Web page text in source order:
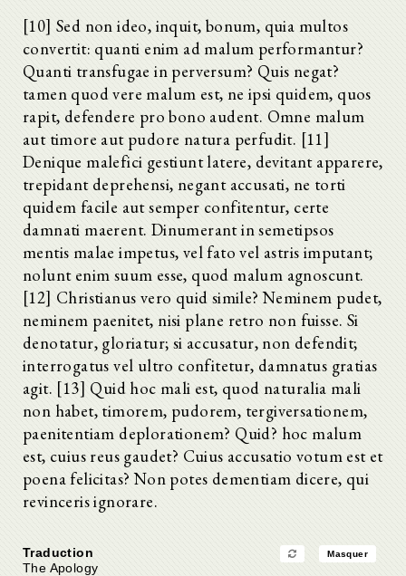
[10] Sed non ideo, inquit, bonum, quia multos
convertit: quanti enim ad malum performantur?
Quanti transfugae in perversum? Quis negat?
tamen quod vere malum est, ne ipsi quidem, quos
rapit, defendere pro bono audent. Omne malum
aut timore aut pudore natura perfudit. [11]
Denique malefici gestiunt latere, devitant apparere,
trepidant deprehensi, negant accusati, ne torti
quidem facile aut semper confitentur, certe
damnati maerent. Dinumerant in semetipsos
mentis malae impetus, vel fato vel astris imputant;
nolunt enim suum esse, quod malum agnoscunt.
[12] Christianus vero quid simile? Neminem pudet,
neminem paenitet, nisi plane retro non fuisse. Si
denotatur, gloriatur; si accusatur, non defendit;
interrogatus vel ultro confitetur, damnatus gratias
agit. [13] Quid hoc mali est, quod naturalia mali
non habet, timorem, pudorem, tergiversationem,
paenitentiam deplorationem? Quid? hoc malum
est, cuius reus gaudet? Cuius accusatio votum est et
poena felicitas? Non potes dementiam dicere, qui
revinceris ignorare.
Traduction Masquer
The Apology